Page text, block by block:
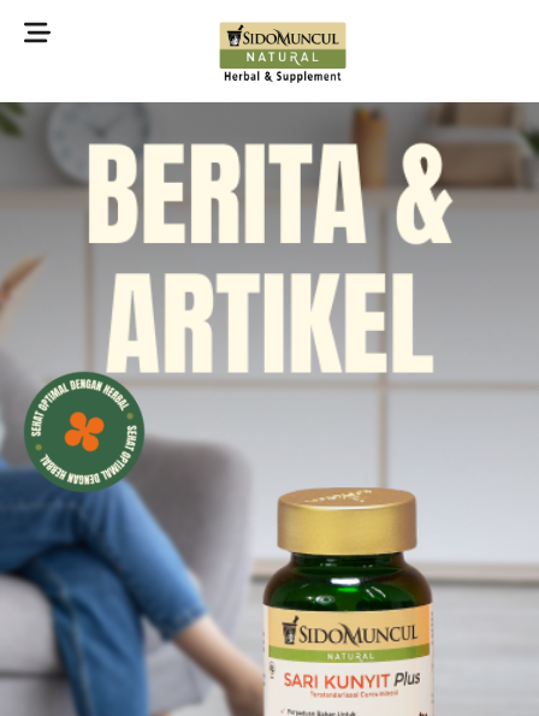
©2022 Sidomuncul Natural All right reserved